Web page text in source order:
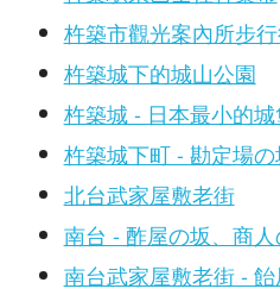
杵築市觀光案內所步
杵築城下的城山公園
杵築城 - 日本最小的城
杵築城下町 - 勘定場の
北台武家屋敷老街
南台 - 酢屋の坂、商
南台武家屋敷老街 -